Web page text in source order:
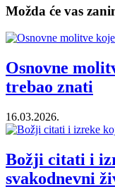
Možda će vas
Osnovne
trebao znati
16.03.2026.
Božji citati i
svakodnevni